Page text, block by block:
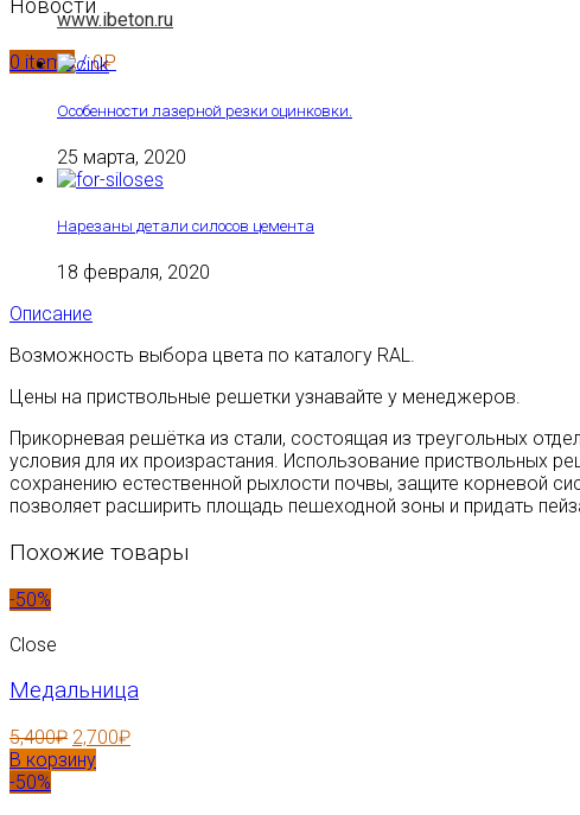
www.ibeton.ru
0 items / 0₽
Особенности лазерной резки оцинковки.
25 марта, 2020
Нарезаны детали силосов цемента
18 февраля, 2020
Описание
Возможность выбора цвета по каталогу RAL.
Цены на приствольные решетки узнавайте у менеджеров.
Прикорневая решётка из стали, состоящая из треугольных
условия для их произрастания. Использование приствольных
сохранению естественной рыхлости почвы, защите корневой
позволяет расширить площадь пешеходной зоны и придать
Похожие товары
-50%
Close
Медальница
5,400₽ 2,700₽
В корзину
-50%